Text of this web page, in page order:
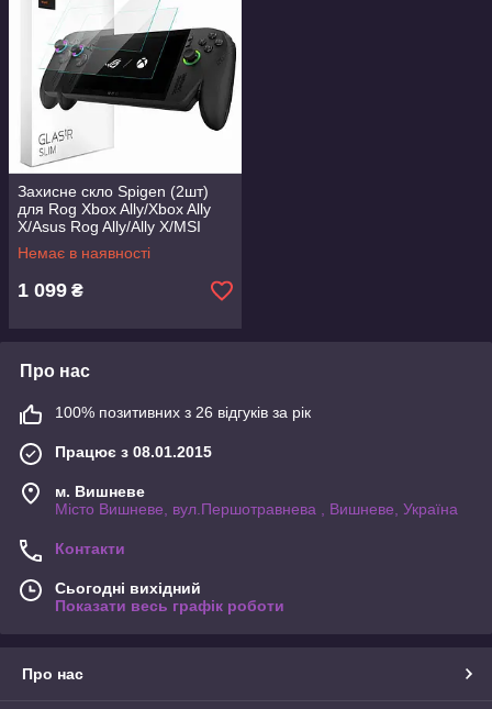
Захисне скло Spigen (2шт)
для Rog Xbox Ally/Xbox Ally
X/Asus Rog Ally/Ally X/MSI
Claw 7 AI+ (AGL09754)
Немає в наявності
1 099 ₴
Про нас
100% позитивних з 26 відгуків за рік
Працює з 08.01.2015
м. Вишневе
Місто Вишневе, вул.Першотравнева , Вишневе, Україна
Контакти
Сьогодні вихідний
Показати весь графік роботи
Про нас